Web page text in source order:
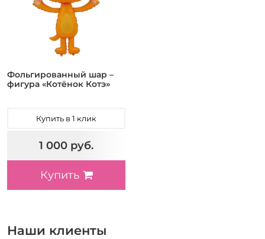
Фольгированный шар –
фигура «Котёнок Котэ»
Купить в 1 клик
1 000 руб.
Купить
Наши клиенты